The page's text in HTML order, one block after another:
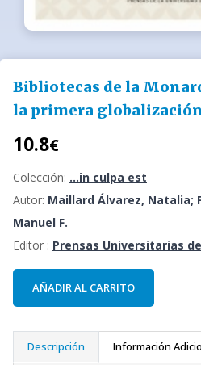
Bibliotecas de la
la primera
10.8€
Colección: ...in culpa est
Autor: Maillard Álvarez, Natalia;
Manuel F.
Editor : Prensas Universitarias
AÑADIR AL CARRITO
Descripción Información